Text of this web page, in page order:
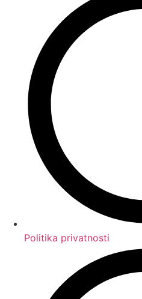
Politika privatnosti